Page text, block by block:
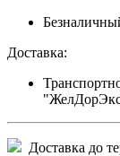
Доставка:
Доставка до